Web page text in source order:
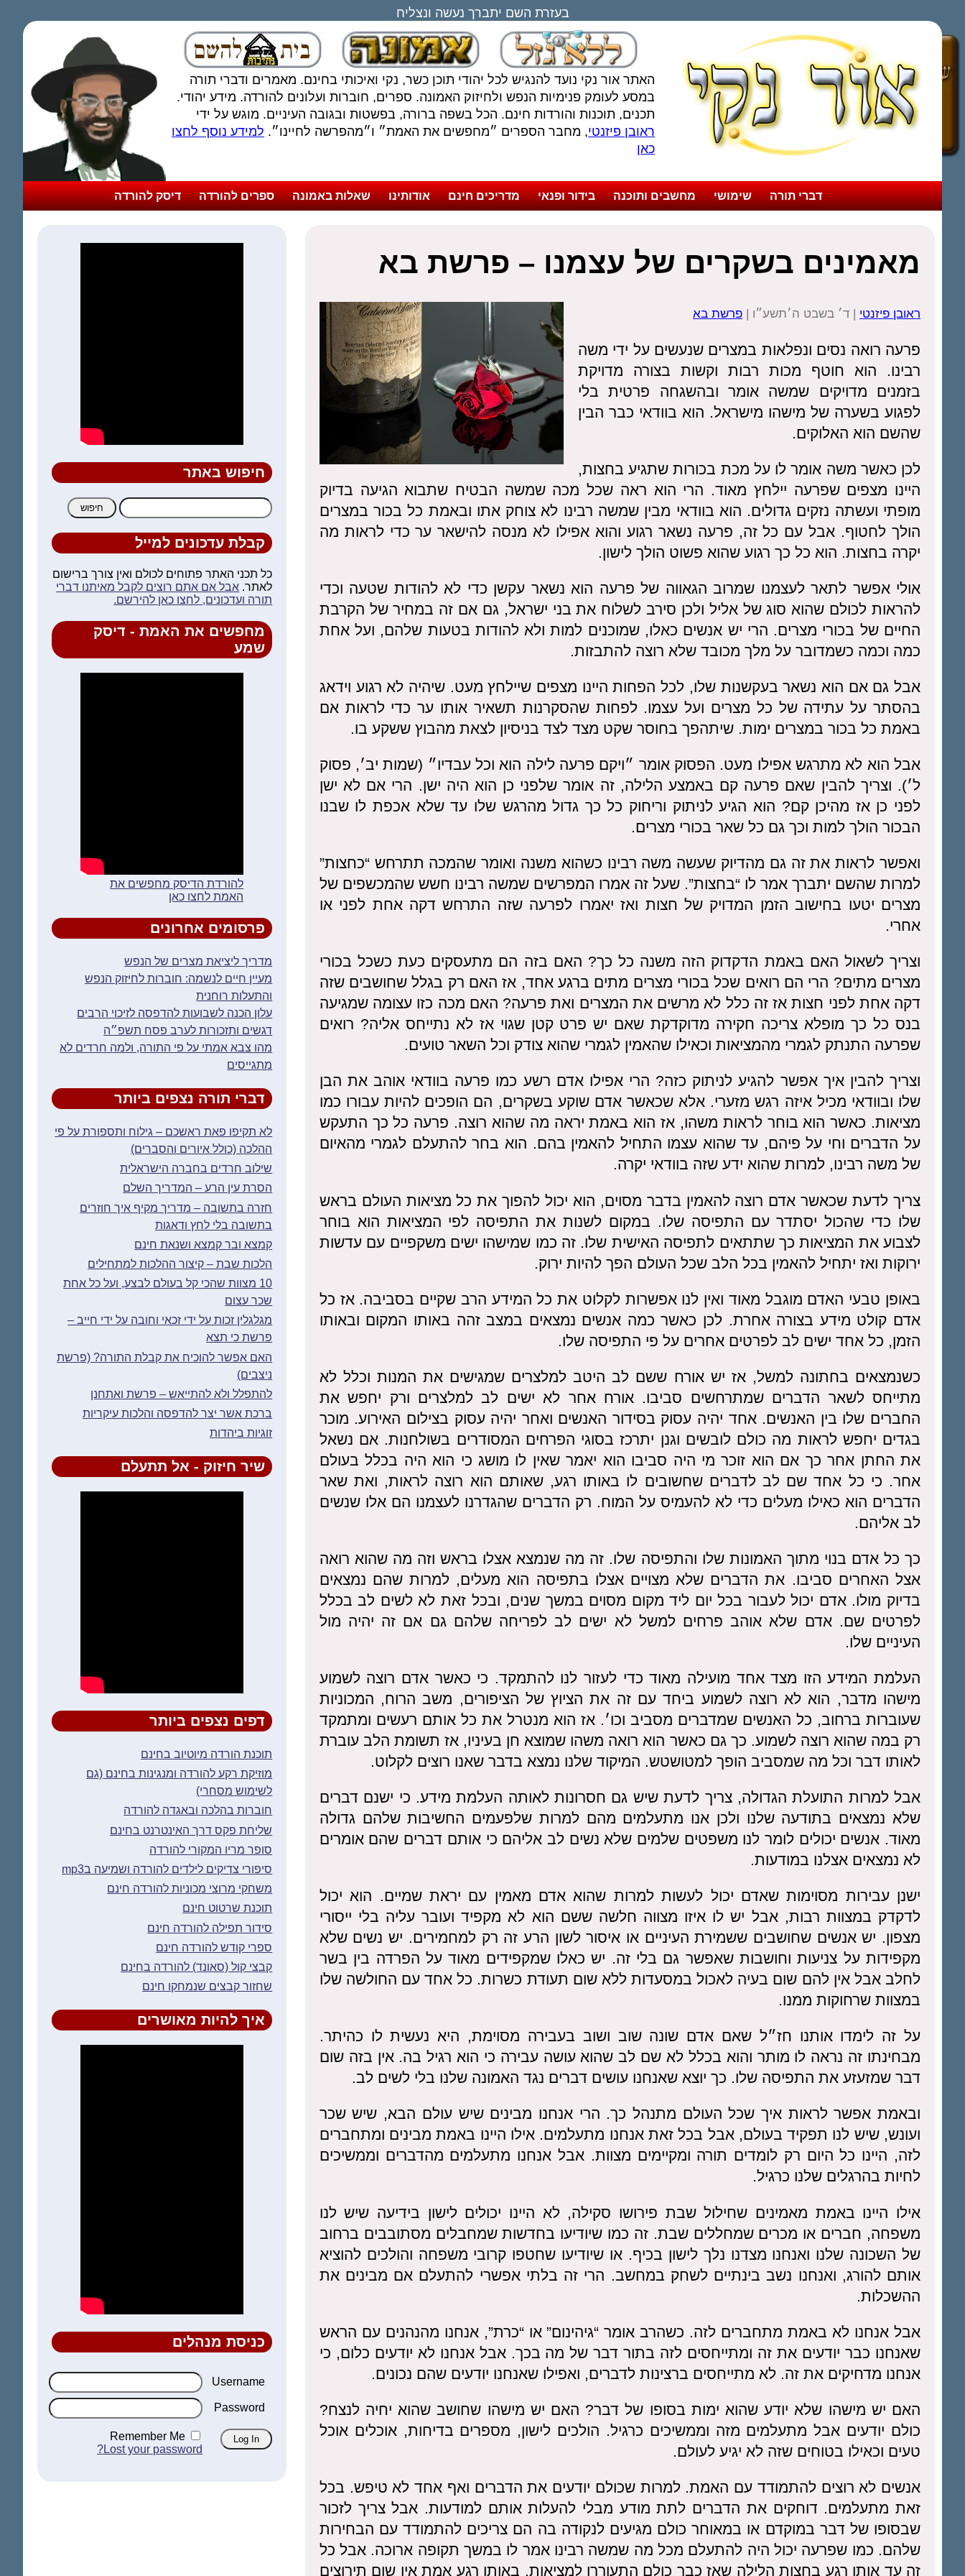
בעזרת השם יתברך נעשה ונצליח
האתר אור נקי נועד להנגיש לכל יהודי תוכן כשר, נקי ואיכותי בחינם. מאמרים ודברי תורה
במסע לעומק פנימיות הנפש ולחיזוק האמונה. ספרים, חוברות ועלונים להורדה. מידע יהודי.
תכנים, תוכנות והורדות חינם. הכל בשפה ברורה, בפשטות ובגובה העיניים. מוגש על ידי
ראובן פיזנטי, מחבר הספרים ״מחפשים את האמת״ ו״מהפרשה לחיינו״. למידע נוסף לחצו
כאן
דברי תורה שימושי מחשבים ותוכנה בידור ופנאי מדריכים חינם אודותינו שאלות באמונה ספרים להורדה דיסק להורדה
מאמינים בשקרים של עצמנו – פרשת בא
ראובן פיזנטי | ד׳ בשבט ה׳תשע״ו | פרשת בא
פרעה רואה נסים ונפלאות במצרים שנעשים על ידי משה
רבינו. הוא חוטף מכות רבות וקשות בצורה מדויקת
בזמנים מדויקים שמשה אומר ובהשגחה פרטית בלי
לפגוע בשערה של מישהו מישראל. הוא בוודאי כבר הבין
שהשם הוא האלוקים.
לכן כאשר משה אומר לו על מכת בכורות שתגיע בחצות,
היינו מצפים שפרעה יילחץ מאוד. הרי הוא ראה שכל מכה שמשה הבטיח שתבוא הגיעה בדיוק
מופתי ועשתה נזקים גדולים. הוא בוודאי מבין שמשה רבינו לא צוחק אתו ובאמת כל בכור במצרים
הולך לחטוף. אבל עם כל זה, פרעה נשאר רגוע והוא אפילו לא מנסה להישאר ער כדי לראות מה
יקרה בחצות. הוא כל כך רגוע שהוא פשוט הולך לישון.
אולי אפשר לתאר לעצמנו שמרוב הגאווה של פרעה הוא נשאר עקשן כדי לא להודות שטעה וכדי
להראות לכולם שהוא סוג של אליל ולכן סירב לשלוח את בני ישראל, גם אם זה במחיר של הקרבת
החיים של בכורי מצרים. הרי יש אנשים כאלו, שמוכנים למות ולא להודות בטעות שלהם, ועל אחת
כמה וכמה כשמדובר על מלך מכובד שלא רוצה להתבזות.
אבל גם אם הוא נשאר בעקשנות שלו, לכל הפחות היינו מצפים שיילחץ מעט. שיהיה לא רגוע וידאג
בהסתר על עתידה של כל מצרים ועל עצמו. לפחות שהסקרנות תשאיר אותו ער כדי לראות אם
באמת כל בכור במצרים ימות. שיתהפך בחוסר שקט מצד לצד בניסיון לצאת מהבוץ ששקע בו.
אבל הוא לא מתרגש אפילו מעט. הפסוק אומר ״ויקם פרעה לילה הוא וכל עבדיו״ (שמות יב׳, פסוק
ל׳). וצריך להבין שאם פרעה קם באמצע הלילה, זה אומר שלפני כן הוא היה ישן. הרי אם לא ישן
לפני כן אז מהיכן קם? הוא הגיע לניתוק וריחוק כל כך גדול מהרגש שלו עד שלא אכפת לו שבנו
הבכור הולך למות וכך גם כל שאר בכורי מצרים.
ואפשר לראות את זה גם מהדיוק שעשה משה רבינו כשהוא משנה ואומר שהמכה תתרחש “כחצות”
למרות שהשם יתברך אמר לו “בחצות”. שעל זה אמרו המפרשים שמשה רבינו חשש שהמכשפים של
מצרים יטעו בחישוב הזמן המדויק של חצות ואז יאמרו לפרעה שזה התרחש דקה אחת לפני או
אחרי.
וצריך לשאול האם באמת הדקדוק הזה משנה כל כך? האם בזה הם מתעסקים כעת כשכל בכורי
מצרים מתים? הרי הם רואים שכל בכורי מצרים מתים ברגע אחד, אז האם רק בגלל שחושבים שזה
דקה אחת לפני חצות אז זה כלל לא מרשים את המצרים ואת פרעה? האם מכה כזו עצומה שמגיעה
בנס כל כך מופלא צריכה חקירה מדוקדקת שאם יש פרט קטן שגוי אז לא נתייחס אליה? רואים
שפרעה התנתק לגמרי מהמציאות וכאילו שהאמין לגמרי שהוא צודק וכל השאר טועים.
וצריך להבין איך אפשר להגיע לניתוק כזה? הרי אפילו אדם רשע כמו פרעה בוודאי אוהב את הבן
שלו ובוודאי מכיל איזה רגש מזערי. אלא שכאשר אדם שוקע בשקרים, הם הופכים להיות עבורו כמו
מציאות. כאשר הוא בוחר לראות משהו, אז הוא באמת יראה מה שהוא רוצה. פרעה כל כך התעקש
על הדברים וחי על פיהם, עד שהוא עצמו התחיל להאמין בהם. הוא בחר להתעלם לגמרי מהאיום
של משה רבינו, למרות שהוא ידע שזה בוודאי יקרה.
צריך לדעת שכאשר אדם רוצה להאמין בדבר מסוים, הוא יכול להפוך את כל מציאות העולם בראש
שלו כדי שהכול יסתדר עם התפיסה שלו. במקום לשנות את התפיסה לפי המציאות הוא בוחר
לצבוע את המציאות כך שתתאים לתפיסה האישית שלו. זה כמו שמישהו ישים משקפיים עם עדשות
ירוקות ואז יתחיל להאמין בכל הלב שכל העולם הפך להיות ירוק.
באופן טבעי האדם מוגבל מאוד ואין לנו אפשרות לקלוט את כל המידע הרב שקיים בסביבה. אז כל
אדם קולט מידע בצורה אחרת. לכן כאשר כמה אנשים נמצאים במצב זהה באותו המקום ובאותו
הזמן, כל אחד ישים לב לפרטים אחרים על פי התפיסה שלו.
כשנמצאים בחתונה למשל, אז יש אורח ששם לב היטב למלצרים שמגישים את המנות וכלל לא
מתייחס לשאר הדברים שמתרחשים סביבו. אורח אחר לא ישים לב למלצרים ורק יחפש את
החברים שלו בין האנשים. אחד יהיה עסוק בסידור האנשים ואחר יהיה עסוק בצילום האירוע. מוכר
בגדים יחפש לראות מה כולם לובשים וגנן יתרכז בסוגי הפרחים המסודרים בשולחנות. אם נשאל
את החתן אחר כך אם הוא זוכר מי היה סביבו הוא יאמר שאין לו מושג כי הוא היה בכלל בעולם
אחר. כי כל אחד שם לב לדברים שחשובים לו באותו רגע, שאותם הוא רוצה לראות, ואת שאר
הדברים הוא כאילו מעלים כדי לא להעמיס על המוח. רק הדברים שהגדרנו לעצמנו הם אלו שנשים
לב אליהם.
כך כל אדם בנוי מתוך האמונות שלו והתפיסה שלו. זה מה שנמצא אצלו בראש וזה מה שהוא רואה
אצל האחרים סביבו. את הדברים שלא מצויים אצלו בתפיסה הוא מעלים, למרות שהם נמצאים
בדיוק מולו. אדם יכול לעבור בכל יום ליד מקום מסוים במשך שנים, ובכל זאת לא לשים לב בכלל
לפרטים שם. אדם שלא אוהב פרחים למשל לא ישים לב לפריחה שלהם גם אם זה יהיה מול
העיניים שלו.
העלמת המידע הזו מצד אחד מועילה מאוד כדי לעזור לנו להתמקד. כי כאשר אדם רוצה לשמוע
מישהו מדבר, הוא לא רוצה לשמוע ביחד עם זה את הציוץ של הציפורים, משב הרוח, המכוניות
שעוברות ברחוב, כל האנשים שמדברים מסביב וכו׳. אז הוא מנטרל את כל אותם רעשים ומתמקד
רק במה שהוא רוצה לשמוע. כך גם כאשר הוא רואה משהו שמוצא חן בעיניו, אז תשומת הלב עוברת
לאותו דבר וכל מה שמסביב הופך למטושטש. המיקוד שלנו נמצא בדבר שאנו רוצים לקלוט.
אבל למרות התועלת הגדולה, צריך לדעת שיש גם חסרונות לאותה העלמת מידע. כי ישנם דברים
שלא נמצאים בתודעה שלנו ולכן אנו מתעלמים מהם למרות שלפעמים החשיבות שלהם גדולה
מאוד. אנשים יכולים לומר לנו משפטים שלמים שלא נשים לב אליהם כי אותם דברים שהם אומרים
לא נמצאים אצלנו במודעות.
ישנן עבירות מסוימות שאדם יכול לעשות למרות שהוא אדם מאמין עם יראת שמיים. הוא יכול
לדקדק במצוות רבות, אבל יש לו איזו מצווה חלשה ששם הוא לא מקפיד ועובר עליה בלי ייסורי
מצפון. יש אנשים שחושבים ששמירת העיניים או איסור לשון הרע זה רק למחמירים. יש נשים שלא
מקפידות על צניעות וחושבות שאפשר גם בלי זה. יש כאלו שמקפידים מאוד על הפרדה בין בשר
לחלב אבל אין להם שום בעיה לאכול במסעדות ללא שום תעודת כשרות. כל אחד עם החולשה שלו
במצוות שרחוקות ממנו.
על זה לימדו אותנו חז״ל שאם אדם שונה שוב ושוב בעבירה מסוימת, היא נעשית לו כהיתר.
מבחינתו זה נראה לו מותר והוא בכלל לא שם לב שהוא עושה עבירה כי הוא רגיל בה. אין בזה שום
דבר שמזעזע את התפיסה שלו. כך יוצא שאנחנו עושים דברים נגד האמונה שלנו בלי לשים לב.
ובאמת אפשר לראות איך שכל העולם מתנהל כך. הרי אנחנו מבינים שיש עולם הבא, שיש שכר
ועונש, שיש לנו תפקיד בעולם, אבל בכל זאת אנחנו מתעלמים. אילו היינו באמת מבינים ומתחברים
לזה, היינו כל היום רק לומדים תורה ומקיימים מצוות. אבל אנחנו מתעלמים מהדברים וממשיכים
לחיות בהרגלים שלנו כרגיל.
אילו היינו באמת מאמינים שחילול שבת פירושו סקילה, לא היינו יכולים לישון בידיעה שיש לנו
משפחה, חברים או מכרים שמחללים שבת. זה כמו שיודיעו בחדשות שמחבלים מסתובבים ברחוב
של השכונה שלנו ואנחנו מצדנו נלך לישון בכיף. או שיודיעו שחטפו קרובי משפחה והולכים להוציא
אותם להורג, ואנחנו נשב בינתיים לשחק במחשב. הרי זה בלתי אפשרי להתעלם אם מבינים את
ההשכלות.
אבל אנחנו לא באמת מתחברים לזה. כשהרב אומר “גיהינום” או “כרת”, אנחנו מהנהנים עם הראש
שאנחנו כבר יודעים את זה ומתייחסים לזה בתור דבר של מה בכך. אבל אנחנו לא יודעים כלום, כי
אנחנו מדחיקים את זה. לא מתייחסים ברצינות לדברים, ואפילו שאנחנו יודעים שהם נכונים.
האם יש מישהו שלא יודע שהוא ימות בסופו של דבר? האם יש מישהו שחושב שהוא יחיה לנצח?
כולם יודעים אבל מתעלמים מזה וממשיכים כרגיל. הולכים לישון, מספרים בדיחות, אוכלים אוכל
טעים וכאילו בטוחים שזה לא יגיע לעולם.
אנשים לא רוצים להתמודד עם האמת. למרות שכולם יודעים את הדברים ואף אחד לא טיפש. בכל
זאת מתעלמים. דוחקים את הדברים לתת מודע מבלי להעלות אותם למודעות. אבל צריך לזכור
שבסופו של דבר במוקדם או במאוחר כולם מגיעים לנקודה בה הם צריכים להתמודד עם הבחירות
שלהם. כמו שפרעה יכול היה להתעלם מכל מה שמשה רבינו אמר לו במשך תקופה ארוכה. אבל כל
זה עד אותו רגע בחצות הלילה שאז כבר כולם התעוררו למציאות. באותו רגע אמת אין שום תירוצים
חיפוש באתר
חיפוש:
קבלת עדכונים למייל
כל תכני האתר פתוחים לכולם ואין צורך ברישום
לאתר. אבל אם אתם רוצים לקבל מאיתנו דברי
תורה ועדכונים, לחצו כאן להירשם.
מחפשים את האמת - דיסק
שמע
להורדת הדיסק מחפשים את
האמת לחצו כאן
פרסומים אחרונים
מדריך ליציאת מצרים של הנפש
מעיין חיים לנשמה: חוברות לחיזוק הנפש
והתעלות רוחנית
עלון הכנה לשבועות להדפסה לזיכוי הרבים
דגשים ותזכורות לערב פסח תשפ״ה
מהו צבא אמתי על פי התורה, ולמה חרדים לא
מתגייסים
דברי תורה נצפים ביותר
לא תקיפו פאת ראשכם – גילוח ותספורת על פי
ההלכה (כולל איורים והסברים)
שילוב חרדים בחברה הישראלית
הסרת עין הרע – המדריך השלם
חזרה בתשובה – מדריך מקיף איך חוזרים
בתשובה בלי לחץ ודאגות
קמצא ובר קמצא ושנאת חינם
הלכות שבת – קיצור ההלכות למתחילים
10 מצוות שהכי קל בעולם לבצע, ועל כל אחת
שכר עצום
מגלגלין זכות על ידי זכאי וחובה על ידי חייב –
פרשת כי תצא
האם אפשר להוכיח את קבלת התורה? (פרשת
ניצבים)
להתפלל ולא להתייאש – פרשת ואתחנן
ברכת אשר יצר להדפסה והלכות עיקריות
זוגיות ביהדות
שיר חיזוק - אל תתעלם
דפים נצפים ביותר
תוכנת הורדה מיוטיוב בחינם
מוזיקת רקע להורדה ומנגינות בחינם (גם
לשימוש מסחרי)
חוברות בהלכה ובאגדה להורדה
שליחת פקס דרך האינטרנט בחינם
סופר מריו המקורי להורדה
סיפורי צדיקים לילדים להורדה ושמיעה בmp3
משחקי מרוצי מכוניות להורדה חינם
תוכנת שרטוט חינם
סידור תפילה להורדה חינם
ספרי קודש להורדה חינם
קבצי קול (סאונד) להורדה בחינם
שחזור קבצים שנמחקו חינם
איך להיות מאושרים
כניסת מנהלים
Username
Password
Remember Me
Lost your password?